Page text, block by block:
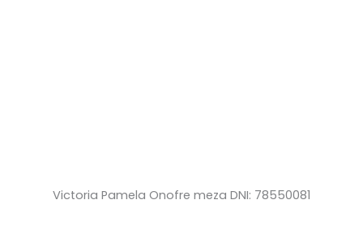
Victoria Pamela Onofre meza DNI: 78550081